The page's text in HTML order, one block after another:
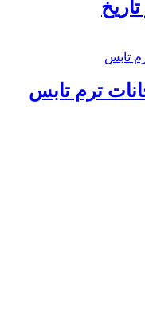
ترم تابس